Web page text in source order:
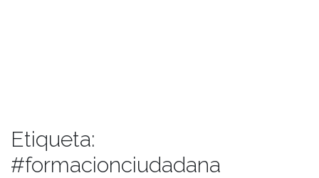
Etiqueta:
#formacionciudadana